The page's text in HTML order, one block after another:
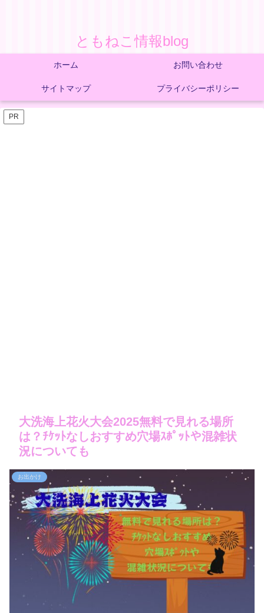
ともねこ情報blog
ホーム お問い合わせ
サイトマップ プライバシーポリシー
PR
大洗海上花火大会2025無料で見れる場所
は？ﾁｹｯﾄなしおすすめ穴場ｽﾎﾟｯﾄや混雑状
況についても
お出かけ